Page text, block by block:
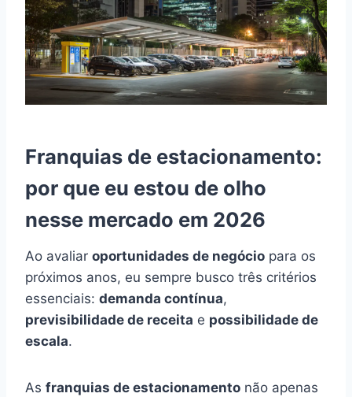
Franquias de estacionamento:
por que eu estou de olho
nesse mercado em 2026
Ao avaliar oportunidades de negócio para os
próximos anos, eu sempre busco três critérios
essenciais: demanda contínua,
previsibilidade de receita e possibilidade de
escala.
As franquias de estacionamento não apenas